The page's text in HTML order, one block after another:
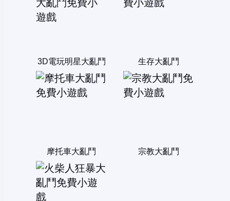
3D電玩明星大亂鬥 生存大亂鬥
摩托車大亂鬥 宗教大亂鬥